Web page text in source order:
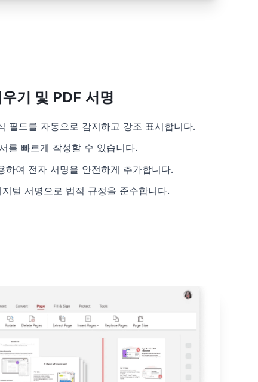
기 및 PDF 서명
필드를 자동으로 감지하고 강조 표시합니다.
를 빠르게 작성할 수 있습니다.
하여 전자 서명을 안전하게 추가합니다.
털 서명으로 법적 규정을 준수합니다.